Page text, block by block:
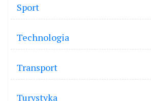
Sport
Technologia
Transport
Turystyka